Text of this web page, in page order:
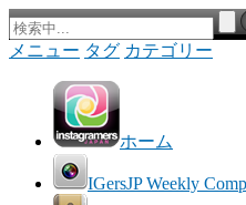
メニュー タグ カテゴリー
ホーム
IGersJP Weekly